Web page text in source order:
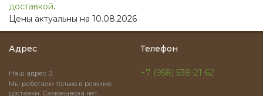
доставкой.
Цены актуальны на 10.08.2026
Адрес
Наш адрес
Мы работаем только в режиме
доставки. Самовывоза нет.
Телефон
+7 (958) 538-21-62